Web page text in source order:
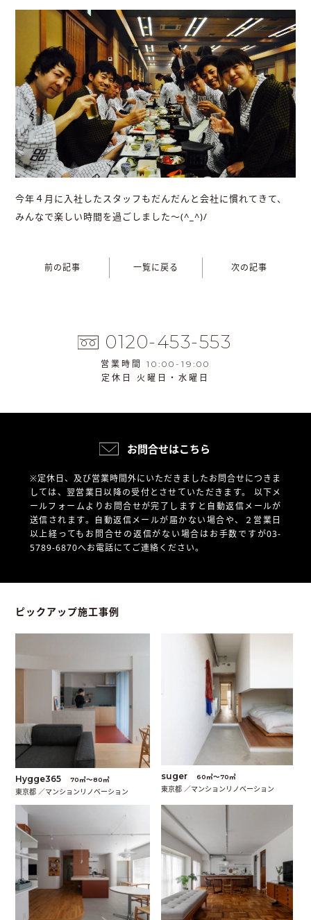
今年４月に入社したスタッフもだんだんと会社に慣れてきて、
みんなで楽しい時間を過ごしました～(^_^)/
前の記事 一覧に戻る 次の記事
0120-453-553
営業時間 10:00-19:00
定休日 火曜日・水曜日
お問合せはこちら
※定休日、及び営業時間外にいただきましたお問合せにつきま
しては、翌営業日以降の受付とさせていただきます。 以下メ
ールフォームよりお問合せが完了しますと自動返信メールが
送信されます。自動返信メールが届かない場合や、
２営業日
以上経ってもお問合せの返信がない場合はお手数ですが03-
5789-6870へお電話にてご連絡ください。
ピックアップ施工事例
Hygge365 70㎡〜80㎡
東京都 ／マンションリノベーション
suger 60㎡〜70㎡
東京都 ／マンションリノベーション